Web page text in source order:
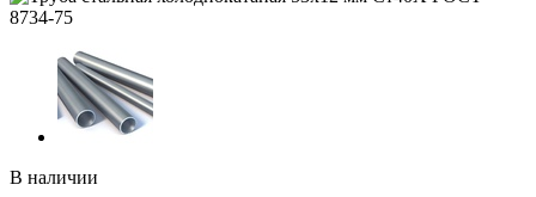
В наличии